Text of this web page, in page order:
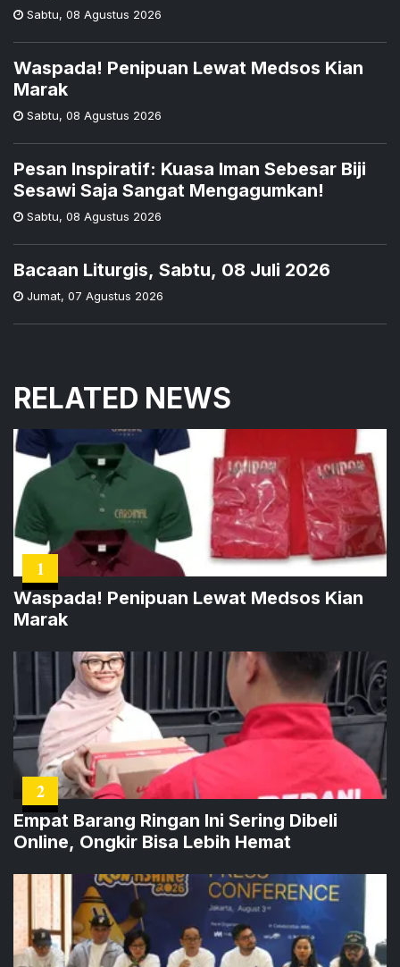
Sabtu, 08 Agustus 2026
Waspada! Penipuan Lewat Medsos Kian
Marak
Sabtu, 08 Agustus 2026
Pesan Inspiratif: Kuasa Iman Sebesar Biji
Sesawi Saja Sangat Mengagumkan!
Sabtu, 08 Agustus 2026
Bacaan Liturgis, Sabtu, 08 Juli 2026
Jumat, 07 Agustus 2026
RELATED NEWS
1
Waspada! Penipuan Lewat Medsos Kian
Marak
2
Empat Barang Ringan Ini Sering Dibeli
Online, Ongkir Bisa Lebih Hemat